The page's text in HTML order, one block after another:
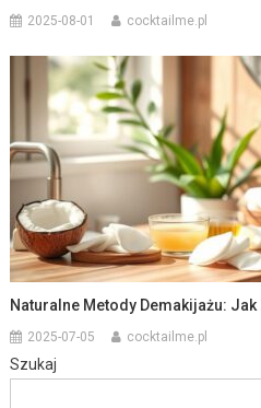
2025-08-01 cocktailme.pl
Naturalne Metody Demakijażu: Jak
2025-07-05 cocktailme.pl
Szukaj